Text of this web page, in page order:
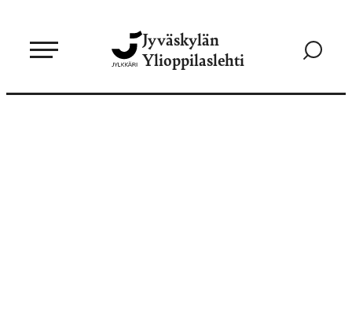
sisältöön
Jyväskylän
Ylioppilaslehti
Siirry